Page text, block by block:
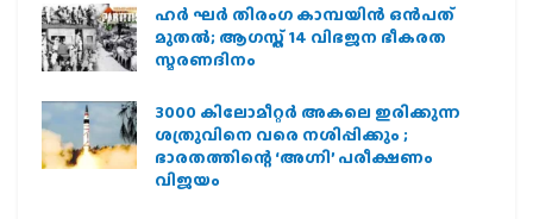
ഹര്‍ ഘര്‍ തിരംഗ കാമ്പയിന്‍ ഒന്‍പത്
മുതല്‍; ആഗസ്ത് 14 വിഭജന ഭീകരത
സ്മരണദിനം
3000 കിലോമീറ്റർ അകലെ ഇരിക്കുന്ന
ശത്രുവിനെ വരെ നശിപ്പിക്കും ;
ഭാരതത്തിന്റെ ‘അഗ്നി’ പരീക്ഷണം
വിജയം